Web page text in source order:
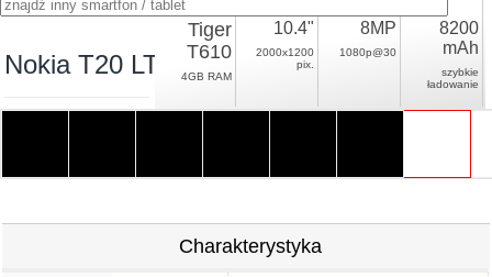
Nokia T20 LTE
Tiger
T610
4GB RAM
10.4"
2000x1200
pix.
8MP
1080p@30
8200
mAh
szybkie
ładowanie
Charakterystyka